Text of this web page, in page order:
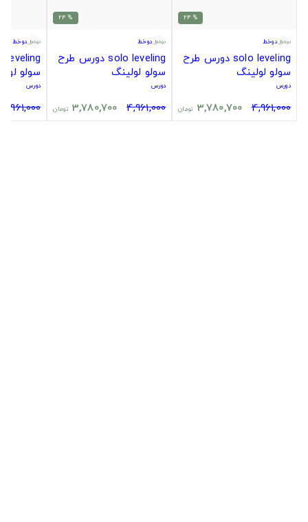
% 24
دوخط
solo leveling دورس طرح
سولو لولینگ
دورس
4,961,000
3,780,700 تومان
% 24
دوخط
solo leveling دورس طرح
سولو لولینگ
دورس
4,961,000
3,780,700 تومان
دوخط
سولو
دورس
4,961,000